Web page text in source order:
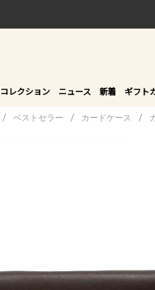
コレクション ニュース 新着 ギフト
/ ベストセラー / カードケース /